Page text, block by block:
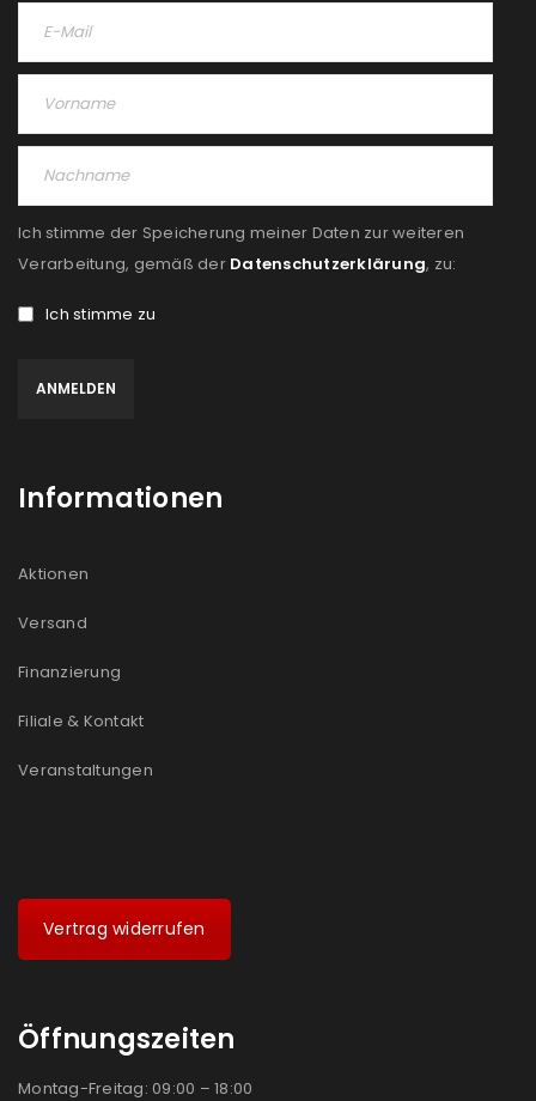
ANMELDEN
PASSWORT VERGESSEN?
E-Mail-Adresse *
deine E-Mail-Adresse gesendet.
Please select all the ways you would like to hear from
Ich stimme zu
akzeptiere die
Ich stimme der Speicherung meiner Daten zur weiteren
Verarbeitung, gemäß der Datenschutzerklärung, zu:
Ich stimme zu
Informationen
Aktionen
Versand
Finanzierung
Filiale & Kontakt
Veranstaltungen
Vertrag widerrufen
Öffnungszeiten
Montag-Freitag: 09:00 – 18:00